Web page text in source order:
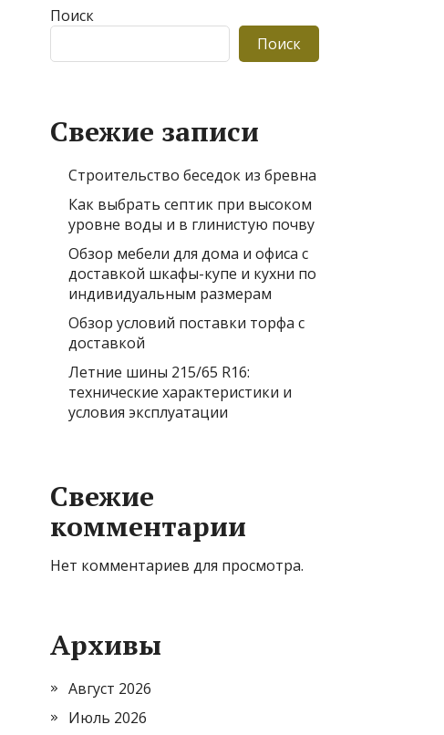
Поиск
Поиск
Свежие записи
Строительство беседок из бревна
Как выбрать септик при высоком
уровне воды и в глинистую почву
Обзор мебели для дома и офиса с
доставкой шкафы-купе и кухни по
индивидуальным размерам
Обзор условий поставки торфа с
доставкой
Летние шины 215/65 R16:
технические характеристики и
условия эксплуатации
Свежие
комментарии
Нет комментариев для просмотра.
Архивы
Август 2026
Июль 2026